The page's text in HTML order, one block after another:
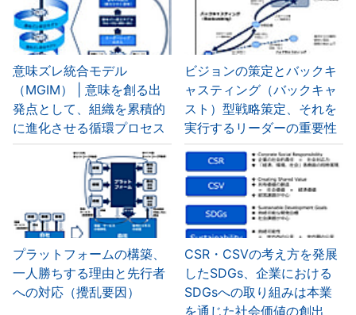
意味ズレ統合モデル
（MGIM） | 意味を創る出
発点として、組織を累積的
に進化させる循環プロセス
ビジョンの策定とバックキ
ャスティング（バックキャ
スト）型戦略策定、それを
実行するリーダーの重要性
プラットフォームの構築、
一人勝ちする理由と先行者
への対応（攪乱要因）
CSR・CSVの考え方を発展
したSDGs、企業における
SDGsへの取り組みは本業
を通じた社会価値の創出